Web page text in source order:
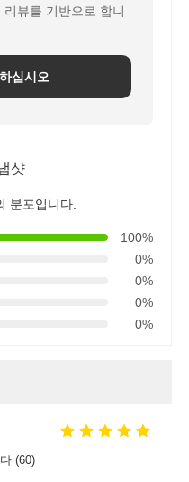
뷰를 기반으로 합니
십시오
샷
분포입니다.
100%
0%
0%
0%
0%
(60)